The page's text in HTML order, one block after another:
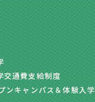
交通費支給制度
ンキャンパス＆体験入学